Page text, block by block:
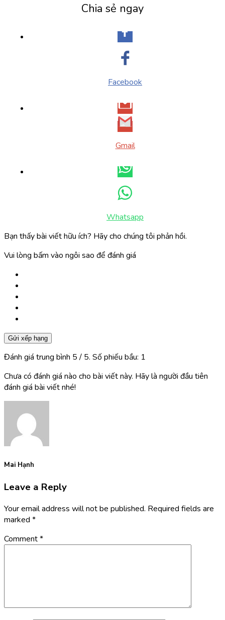
Chia sẻ ngay
Facebook
Gmail
Whatsapp
Bạn thấy bài viết hữu ích? Hãy cho chúng tôi phản hồi.
Vui lòng bấm vào ngôi sao để đánh giá
Gửi xếp hạng
Đánh giá trung bình 5/ 5. Số phiếu bầu: 1
Chưa có đánh giá nào cho bài viết này. Hãy là người đầu tiên
đánh giá bài viết nhé!
Mai Hạnh
Leave a Reply
Your email address will not be published. Required fields are
marked *
Comment*